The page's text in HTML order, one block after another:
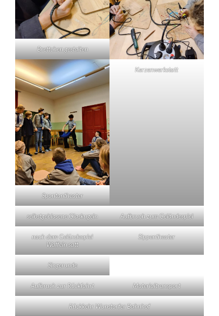
Brettchen gestalten
Spontantheater
Kerzenwerkstatt
selbstgeblasene Glaskugeln Aufbruch zum Geländespiel
nach dem Geländespiel
Waffeln satt
Sippentheater
Singerunde
Aufbruch zur Rückfahrt Materialtransport
Rückkehr Wunstorfer Bahnhof